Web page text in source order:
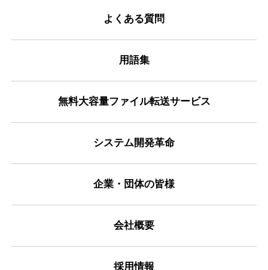
よくある質問
用語集
無料大容量ファイル転送サービス
システム開発革命
企業・団体の皆様
会社概要
採用情報